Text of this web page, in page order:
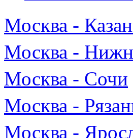
Москва -
Москва -
Москва - Сочи
Москва -
Москва -